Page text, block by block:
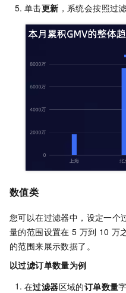
单击更新 ，系统会按照过
数值类
您可以在过滤器中，设定一个
量的范围设置在 5 万到 10 万
的范围来展示数据了。
以过滤订单数量为例
在过滤器区域的订单数量